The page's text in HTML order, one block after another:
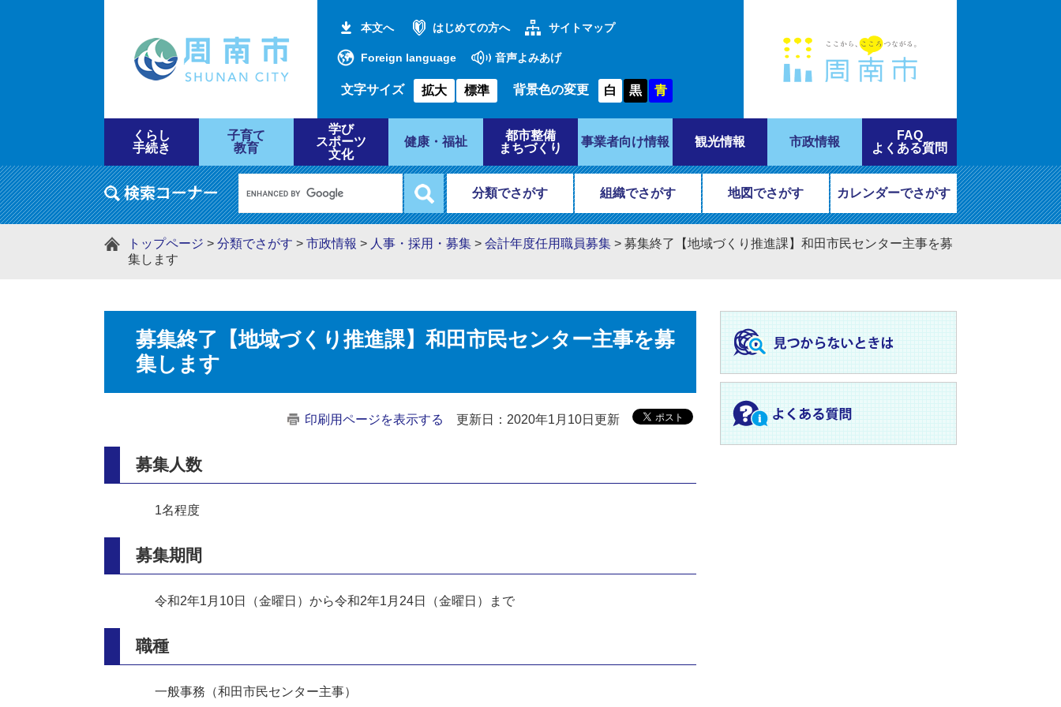
本文へ はじめての方へ サイトマップ
Foreign language 音声よみあげ
文字サイズ 拡大 標準 背景色の変更 白 黒 青
くらし
手続き
子育て
教育
学び
スポーツ
文化
健康・福祉
都市整備
まちづくり
事業者向け情報 観光情報 市政情報
FAQ
よくある質問
分類でさがす 組織でさがす 地図でさがす カレンダーでさがす
トップページ > 分類でさがす > 市政情報 > 人事・採用・募集 > 会計年度任用職員募集 > 募集終了【地域づくり推進課】和田市民センター主事を募
集します
募集終了【地域づくり推進課】和田市民センター主事を募
集します
印刷用ページを表示する 更新日：2020年1月10日更新
募集人数
1名程度
募集期間
令和2年1月10日（金曜日）から令和2年1月24日（金曜日）まで
職種
一般事務（和田市民センター主事）